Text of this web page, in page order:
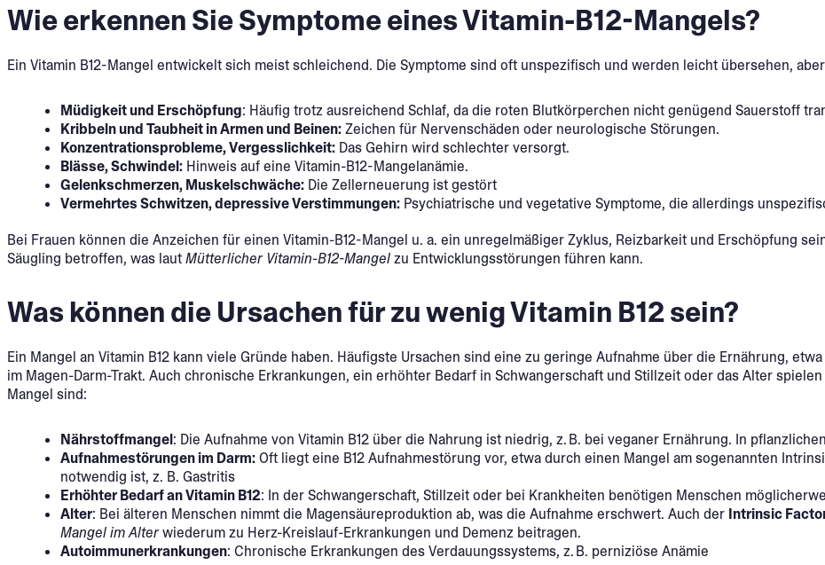
Wie erkennen Sie Symptome eines Vitamin-B12-Mangels?
Ein Vitamin B12-Mangel entwickelt sich meist schleichend. Die Symptome sind oft unspezifisch und werden leicht übersehen,
Müdigkeit und Erschöpfung: Häufig trotz ausreichend Schlaf, da die roten Blutkörperchen nicht genügend Sauerstoff
Kribbeln und Taubheit in Armen und Beinen:Zeichen für Nervenschäden oder neurologische Störungen.
Konzentrationsprobleme, Vergesslichkeit: Das Gehirn wird schlechter versorgt.
Blässe, Schwindel: Hinweis auf eine Vitamin-B12-Mangelanämie.
Gelenkschmerzen, Muskelschwäche: Die Zellerneuerung ist gestört
Vermehrtes Schwitzen, depressive Verstimmungen: Psychiatrische und vegetative Symptome, die allerdings
Bei Frauen können die Anzeichen für einen Vitamin-B12-Mangel u. a. ein unregelmäßiger Zyklus, Reizbarkeit und Erschöpfung
Säugling betroffen, was lautMütterlicher Vitamin-B12-Mangelzu Entwicklungsstörungen führen kann.
Was können die Ursachen für zu wenig Vitamin B12 sein?
Ein Mangel an Vitamin B12 kann viele Gründe haben. Häufigste Ursachen sind eine zu geringe Aufnahme über die Ernährung,
im Magen-Darm-Trakt. Auch chronische Erkrankungen, ein erhöhter Bedarf in Schwangerschaft und Stillzeit oder das Alter
Mangel sind:
Nährstoffmangel: Die Aufnahme von Vitamin B12 über die Nahrung ist niedrig, z. B. bei veganer Ernährung. In
Aufnahmestörungen im Darm:Oft liegt eine B12 Aufnahmestörung vor, etwa durch einen Mangel am sogenannten
notwendig ist, z. B. Gastritis
ErhöhterBedarf an VitaminB12: In der Schwangerschaft, Stillzeit oder bei Krankheiten benötigen Menschen
Alter: Bei älteren Menschen nimmt die Magensäureproduktion ab, was die Aufnahme erschwert. Auch der Intrinsic
Mangel im Alterwiederum zu Herz-Kreislauf-Erkrankungen und Demenz beitragen.
Autoimmunerkrankungen: Chronische Erkrankungen des Verdauungssystems, z. B. perniziöse Anämie